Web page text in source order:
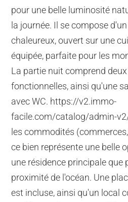
pour une belle luminosité
la journée. Il se compose
chaleureux, ouvert sur une
équipée, parfaite pour les
La partie nuit comprend
fonctionnelles, ainsi qu'une
avec WC. https://v2.immo-
facile.com/catalog/admin-
les commodités
ce bien représente une belle
une résidence principale que
proximité de l'océan. Une
est incluse, ainsi qu'un local